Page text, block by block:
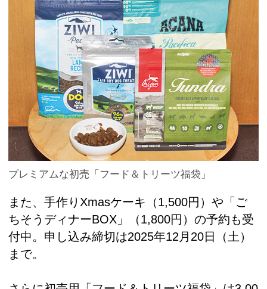
プレミアムな初売「フード＆トリーツ福袋」
また、手作りXmasケーキ（1,500円）や「ご
ちそうディナーBOX」（1,800円）の予約も受
付中。申し込み締切は2025年12月20日（土）
まで。